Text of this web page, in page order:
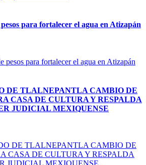
para fortalecer el agua en Atizapán
DE TLALNEPANTLA CAMBIO DE
CASA DE CULTURA Y RESPALDA
JUDICIAL MEXIQUENSE